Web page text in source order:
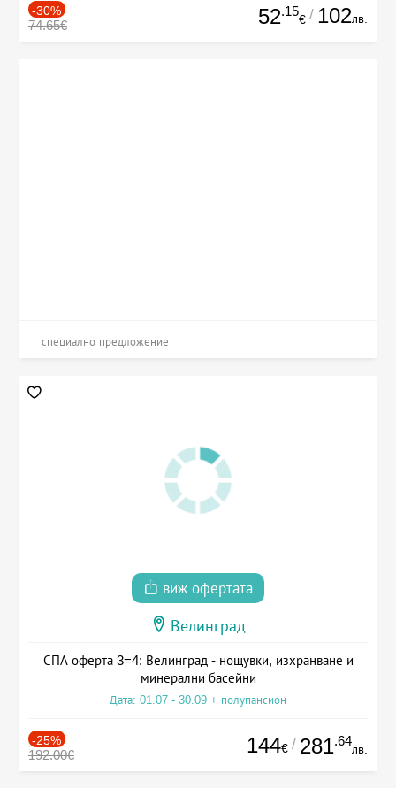
-30%
74.65€ 52.15
€ / 102лв.
специално предложение
виж офертата
Велинград
СПА оферта 3=4: Велинград - нощувки, изхранване и
минерални басейни
Дата: 01.07 - 30.09 + полупансион
-25%
192.00€ 144€ / 281.64
лв.